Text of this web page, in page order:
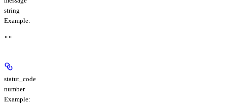
string
Example:
""
statut_code
number
Example: